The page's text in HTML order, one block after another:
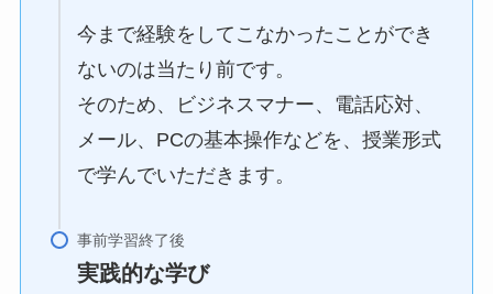
今まで経験をしてこなかったことができ
ないのは当たり前です。
そのため、ビジネスマナー、電話応対、
メール、PCの基本操作などを、授業形式
で学んでいただきます。
実践的な学び